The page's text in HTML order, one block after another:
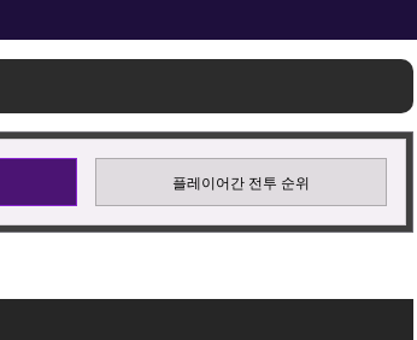
플레이어간 전투 순위